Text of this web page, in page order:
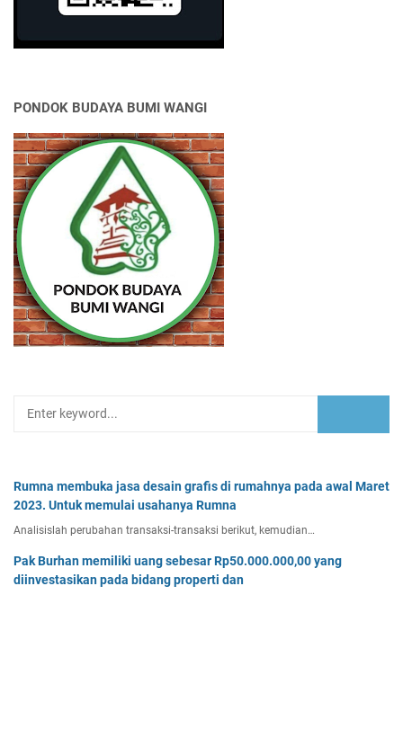
PONDOK BUDAYA BUMI WANGI
Rumna membuka jasa desain grafis di rumahnya pada awal Maret
2023. Untuk memulai usahanya Rumna
Analisislah perubahan transaksi-transaksi berikut, kemudian…
Pak Burhan memiliki uang sebesar Rp50.000.000,00 yang
diinvestasikan pada bidang properti dan